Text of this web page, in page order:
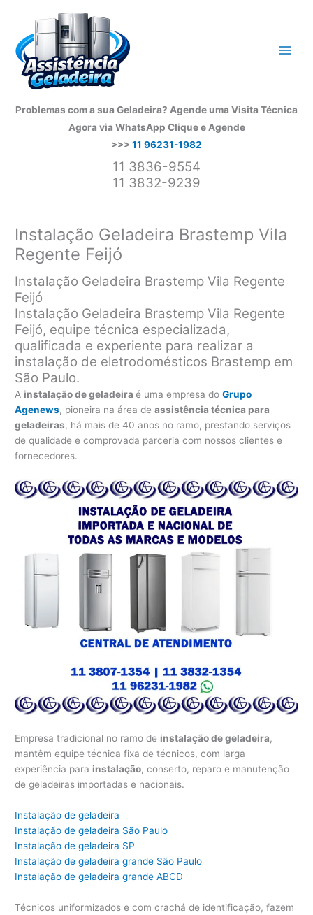
conteúdo
Problemas com a sua Geladeira? Agende uma Visita Técnica
Agora via WhatsApp Clique e Agende
>>> 11 96231-1982
11 3836-9554
11 3832-9239
Instalação Geladeira Brastemp Vila
Regente Feijó
Instalação Geladeira Brastemp Vila Regente
Feijó
Instalação Geladeira Brastemp Vila Regente
Feijó, equipe técnica especializada,
qualificada e experiente para realizar a
instalação de eletrodomésticos Brastemp em
São Paulo.
A instalação de geladeiraé uma empresa doGrupo
Agenews, pioneira na área deassistência técnica para
geladeiras, há mais de 40 anos no ramo, prestando serviços
de qualidade e comprovada parceria com nossos clientes e
fornecedores.
Empresa tradicional no ramo de instalação de geladeira,
mantêm equipe técnica fixa de técnicos, com larga
experiência para instalação, conserto, reparo e manutenção
de geladeiras importadas e nacionais.
Instalação de geladeira
Instalação de geladeira São Paulo
Instalação de geladeira SP
Instalação de geladeira grande São Paulo
Instalação de geladeira grande ABCD
Técnicos uniformizados e com crachá de identificação, fazem